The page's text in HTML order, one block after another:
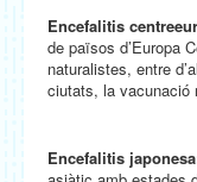
Encefalitis
de països d’Europa
naturalistes, entre
ciutats, la vacunació
Encefalitis